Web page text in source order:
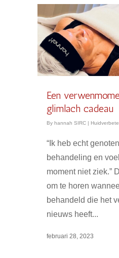
Een
glimlach cadeau
By hannah SIRC |
“Ik heb echt
behandeling en
moment niet ziek.”
om te horen
behandeld die het
nieuws heeft...
februari 28, 2023